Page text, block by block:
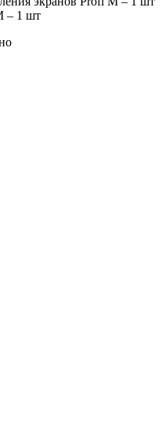
– 1 шт